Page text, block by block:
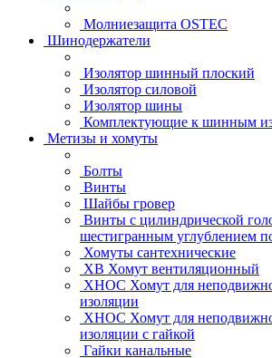
Молниезащита OSTEC
Шинодержатели
Изолятор шинный плоский
Изолятор силовой
Изолятор шины
Комплектующие к шинным
Метизы и хомуты
Болты
Винты
Шайбы гровер
Винты с цилиндрической
шестигранным углублением
Хомуты сантехнические
ХВ Хомут вентиляционный
ХНОС Хомут для
изоляции
ХНОС Хомут для
изоляции с гайкой
Гайки канальные